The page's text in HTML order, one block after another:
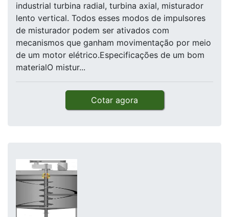
industrial turbina radial, turbina axial, misturador
lento vertical. Todos esses modos de impulsores
de misturador podem ser ativados com
mecanismos que ganham movimentação por meio
de um motor elétrico.Especificações de um bom
materialO mistur...
Cotar agora